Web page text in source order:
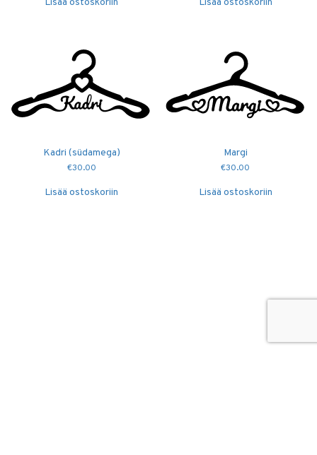
Lisää ostoskoriin Lisää ostoskoriin
Kadri (südamega)
€30.00
Lisää ostoskoriin
Margi
€30.00
Lisää ostoskoriin